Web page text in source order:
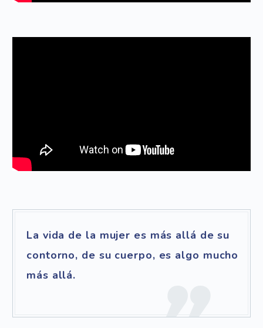
La vida de la mujer es más allá de su
contorno, de su cuerpo, es algo mucho
más allá.